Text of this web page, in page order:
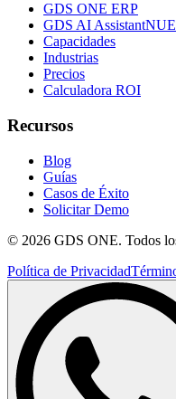
GDS ONE ERP
GDS AI Assistant
Capacidades
Industrias
Precios
Calculadora ROI
Recursos
Blog
Guías
Casos de Éxito
Solicitar Demo
© 2026 GDS ONE. Todos
Política de Privacidad